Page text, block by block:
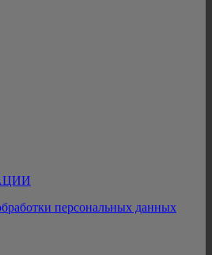
персональных данных